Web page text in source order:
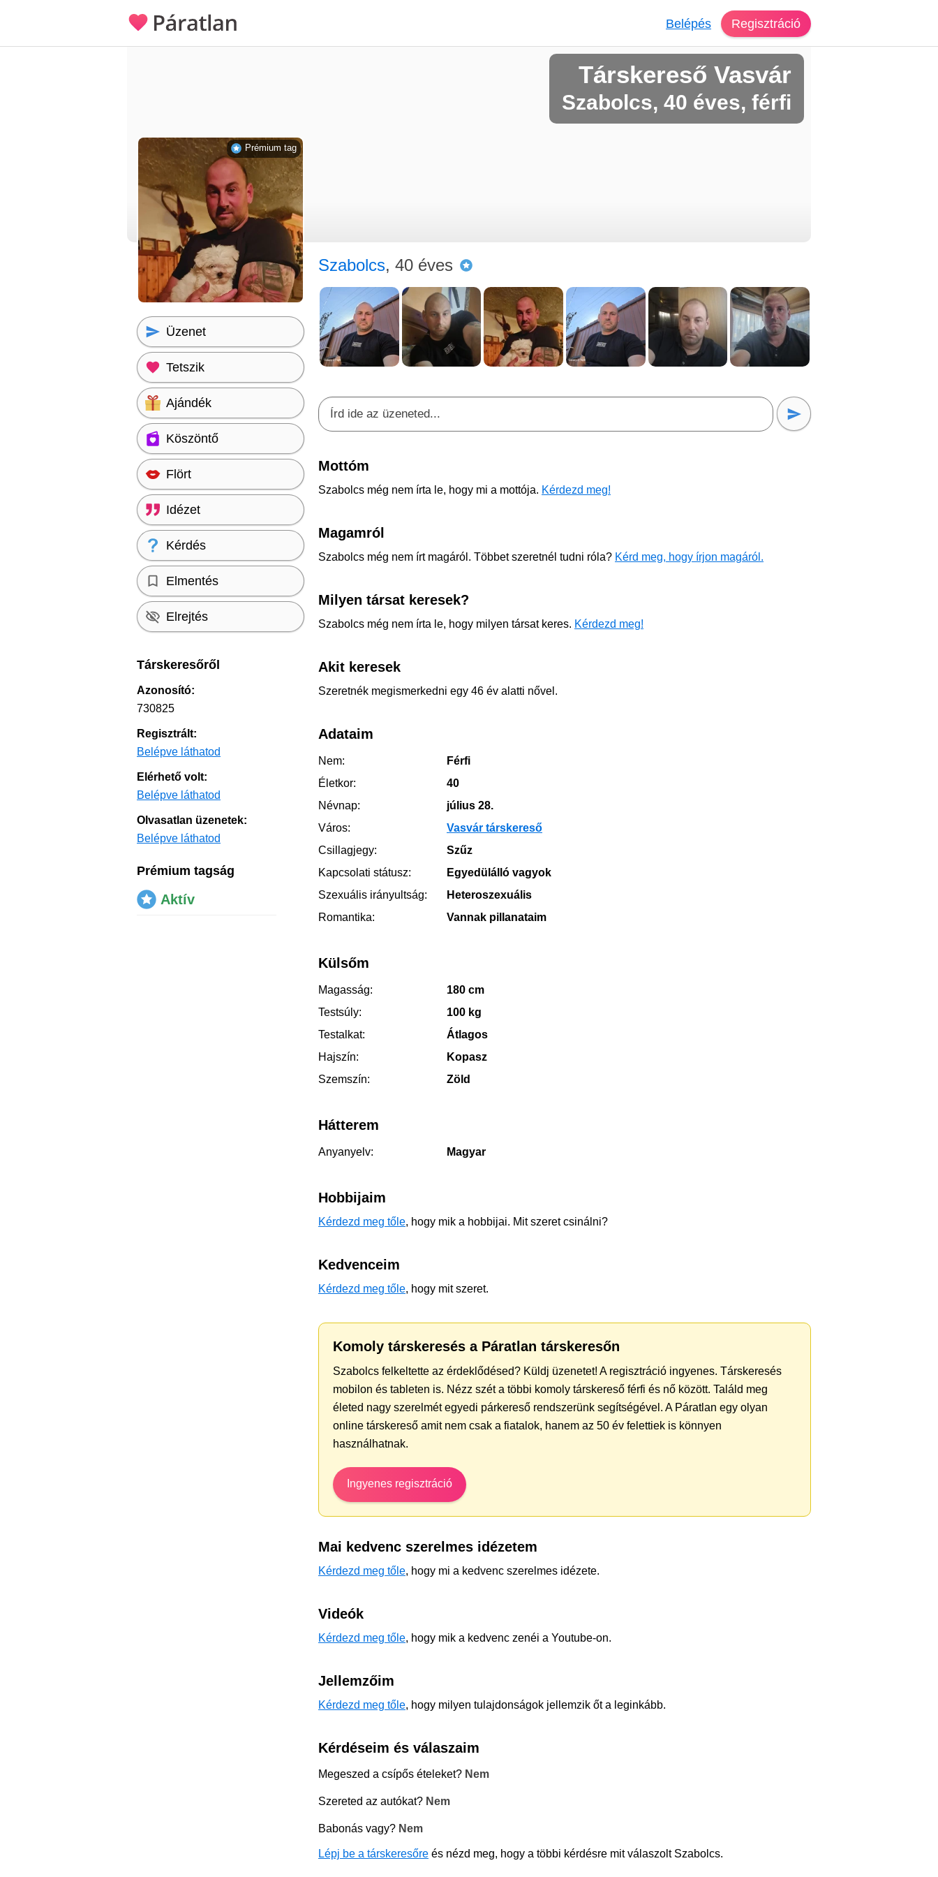
Belépés Regisztráció
Társkereső Vasvár
Szabolcs, 40 éves, férfi
Szabolcs, 40 éves
Mottóm
Szabolcs még nem írta le, hogy mi a mottója. Kérdezd meg!
Magamról
Szabolcs még nem írt magáról. Többet szeretnél tudni róla? Kérd meg, hogy írjon magáról.
Milyen társat keresek?
Szabolcs még nem írta le, hogy milyen társat keres. Kérdezd meg!
Akit keresek
Szeretnék megismerkedni egy 46 év alatti nővel.
Adataim
Nem:
Férfi
Életkor:
40
Névnap:
július 28.
Város:
Vasvár társkereső
Csillagjegy:
Szűz
Kapcsolati státusz:
Egyedülálló vagyok
Szexuális irányultság:
Heteroszexuális
Romantika:
Vannak pillanataim
Külsőm
Magasság:
180 cm
Testsúly:
100 kg
Testalkat:
Átlagos
Hajszín:
Kopasz
Szemszín:
Zöld
Hátterem
Anyanyelv: Magyar
Hobbijaim
Kérdezd meg tőle, hogy mik a hobbijai. Mit szeret csinálni?
Kedvenceim
Kérdezd meg tőle, hogy mit szeret.
Komoly társkeresés a Páratlan társkeresőn
Szabolcs felkeltette az érdeklődésed? Küldj üzenetet! A regisztráció ingyenes. Társkeresés
mobilon és tableten is. Nézz szét a többi komoly társkereső férfi és nő között. Találd meg
életed nagy szerelmét egyedi párkereső rendszerünk segítségével. A Páratlan egy olyan
online társkereső amit nem csak a fiatalok, hanem az 50 év felettiek is könnyen
használhatnak.
Ingyenes regisztráció
Mai kedvenc szerelmes idézetem
Kérdezd meg tőle, hogy mi a kedvenc szerelmes idézete.
Videók
Kérdezd meg tőle, hogy mik a kedvenc zenéi a Youtube-on.
Jellemzőim
Kérdezd meg tőle, hogy milyen tulajdonságok jellemzik őt a leginkább.
Kérdéseim és válaszaim
Megeszed a csípős ételeket? Nem
Szereted az autókat? Nem
Babonás vagy? Nem
Lépj be a társkeresőre és nézd meg, hogy a többi kérdésre mit válaszolt Szabolcs.
Prémium tag
Üzenet
Tetszik
Ajándék
Köszöntő
Flört
Idézet
Kérdés
Elmentés
Elrejtés
Társkeresőről
Azonosító:
730825
Regisztrált:
Belépve láthatod
Elérhető volt:
Belépve láthatod
Olvasatlan üzenetek:
Belépve láthatod
Prémium tagság
Aktív